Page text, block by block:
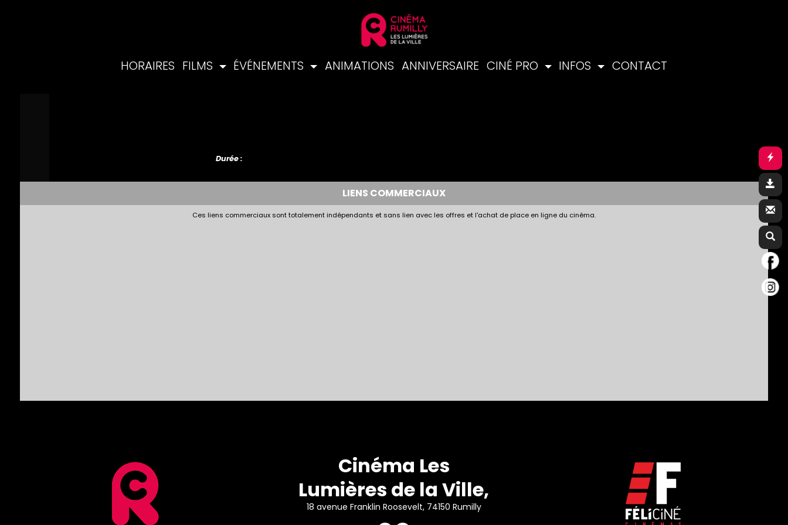
HORAIRES FILMS ÉVÉNEMENTS ANIMATIONS ANNIVERSAIRE CINÉ PRO INFOS CONTACT
Durée :
LIENS COMMERCIAUX
Ces liens commerciaux sont totalement indépendants et sans lien avec les offres et l'achat de place en ligne du cinéma.
Cinéma Les
Lumières de la Ville,
18 avenue Franklin Roosevelt, 74150 Rumilly